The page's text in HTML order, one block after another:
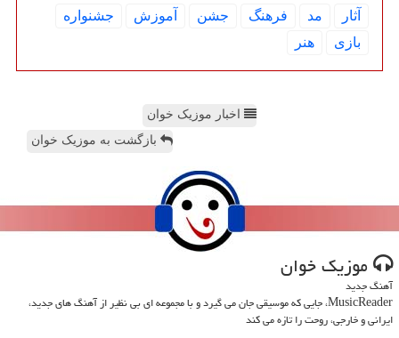
آثار مد فرهنگ جشن آموزش
جشنواره
بازی
هنر
اخبار موزیک خوان
بازگشت به موزیک خوان
موزیك خوان
آهنگ جدید
MusicReader، جایی که موسیقی جان می گیرد و با مجموعه ای بی نظیر از آهنگ های جدید،
ایرانی و خارجی، روحت را تازه می کند